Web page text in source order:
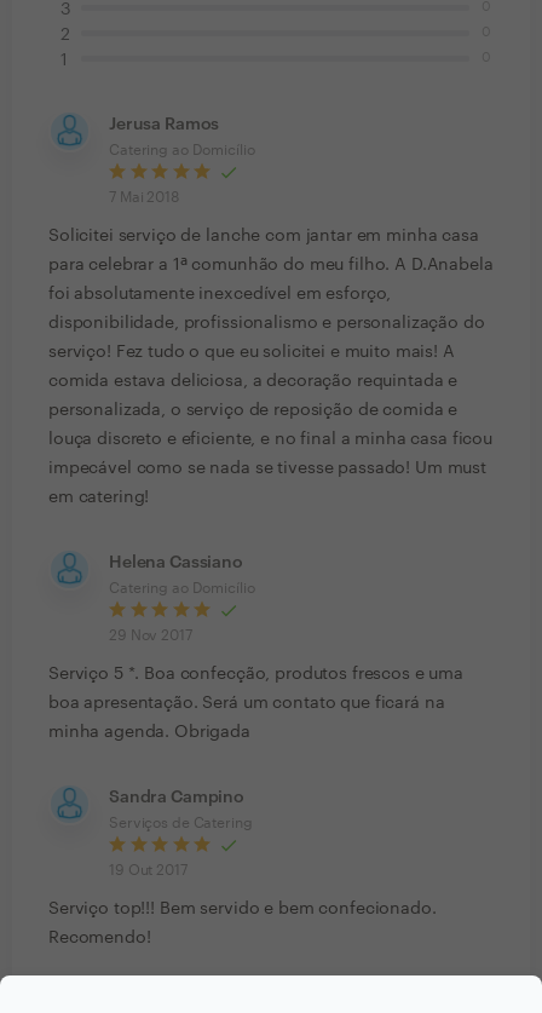
3
2
1
Jerusa Ramos
Catering ao Domicílio
7 Mai 2018
Solicitei serviço de lanche com jantar em minha casa
para celebrar a 1ª comunhão do meu filho. A D.Anabela
foi absolutamente inexcedível em esforço,
disponibilidade, profissionalismo e personalização do
serviço! Fez tudo o que eu solicitei e muito mais! A
comida estava deliciosa, a decoração requintada e
personalizada, o serviço de reposição de comida e
louça discreto e eficiente, e no final a minha casa ficou
impecável como se nada se tivesse passado! Um must
em catering!
Helena Cassiano
Catering ao Domicílio
29 Nov 2017
Serviço 5 *. Boa confecção, produtos frescos e uma
boa apresentação. Será um contato que ficará na
minha agenda. Obrigada
Sandra Campino
Serviços de Catering
19 Out 2017
Serviço top!!! Bem servido e bem confecionado.
Recomendo!